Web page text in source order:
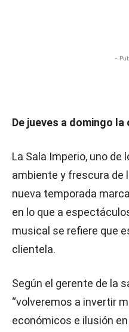
-
De jueves a domingo
La Sala Imperio, uno
ambiente y frescura de
nueva temporada
en lo que a
musical se refiere que
clientela.
Según el gerente de la
“volveremos a invertir
económicos e ilusión